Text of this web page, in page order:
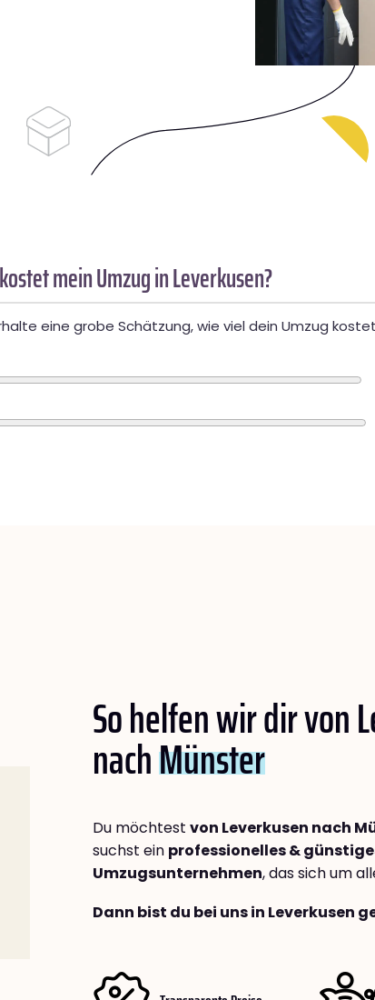
mein Umzug in Leverkusen?
eine grobe Schätzung, wie viel dein Umzug
So helfen wir dir von
nachMünster
Du möchtest von Leverkusen nach
suchst ein professionelles &
Umzugsunternehmen, das sich um
Dann bist du bei uns in Leverkusen